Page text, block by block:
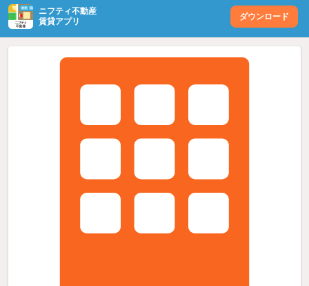
ニフティ不動産
賃貸アプリ
ダウンロード